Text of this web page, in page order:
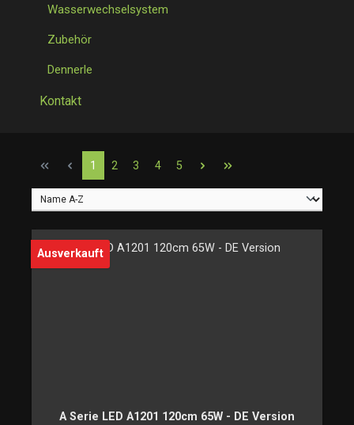
Wasserwechselsystem
Zubehör
Dennerle
Kontakt
Seite
1 Seite
2 Seite
3 Seite
4 Seite
5
Ausverkauft
A Serie LED A1201 120cm 65W - DE Version